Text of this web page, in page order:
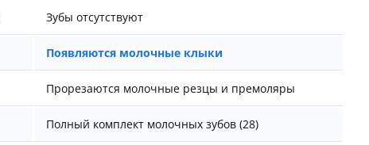
Зубы отсутствуют
Появляются молочные клыки
Прорезаются молочные резцы и премоляры
Полный комплект молочных зубов (28)